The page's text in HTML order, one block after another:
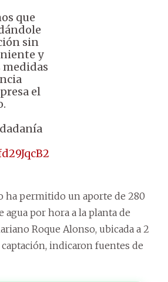
que
sin
y
medidas
el
ha permitido un aporte de 280
agua por hora a la planta de
Roque Alonso, ubicada a 2
indicaron fuentes de